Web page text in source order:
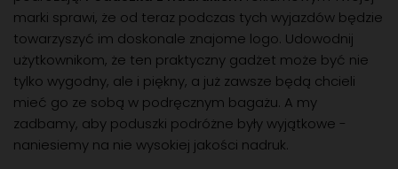
marki sprawi, że od teraz podczas tych wyjazdów będzie
towarzyszyć im doskonale znajome logo. Udowodnij
użytkownikom, że ten praktyczny gadżet może być nie
tylko wygodny, ale i piękny, a już zawsze będą chcieli
mieć go ze sobą w podręcznym bagażu. A my
zadbamy, aby poduszki podróżne były wyjątkowe -
naniesiemy na nie wysokiej jakości nadruk.